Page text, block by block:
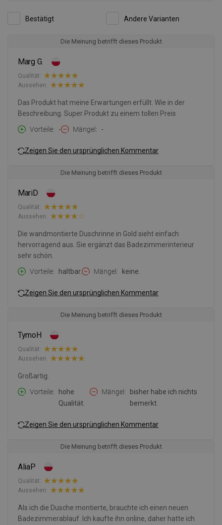
Bestätigt Andere Varianten
Die Meinung betrifft dieses Produkt
Marg G.
Qualität:
Aussehen:
Das Produkt hat meine Erwartungen erfüllt. Wie in der
Beschreibung. Super Produkt zu einem tollen Preis
Vorteile
- Mängel -
Zeigen Sie den ursprünglichen Kommentar
Die Meinung betrifft dieses Produkt
MariD
Qualität:
Aussehen:
Die wandmontierte Duschrinne in Gold sieht einfach
hervorragend aus. Sie ergänzt das Badezimmerinterieur
sehr schön.
Vorteile
haltbar. Mängel keine.
Zeigen Sie den ursprünglichen Kommentar
Die Meinung betrifft dieses Produkt
TymoH
Qualität:
Aussehen:
Großartig.
Vorteile
hohe
Qualität.
Mängel
bisher habe ich nichts
bemerkt.
Zeigen Sie den ursprünglichen Kommentar
Die Meinung betrifft dieses Produkt
AliaP
Qualität:
Aussehen:
Als ich die Dusche montierte, brauchte ich einen neuen
Badezimmerablauf. Ich kaufte ihn online, daher hatte ich